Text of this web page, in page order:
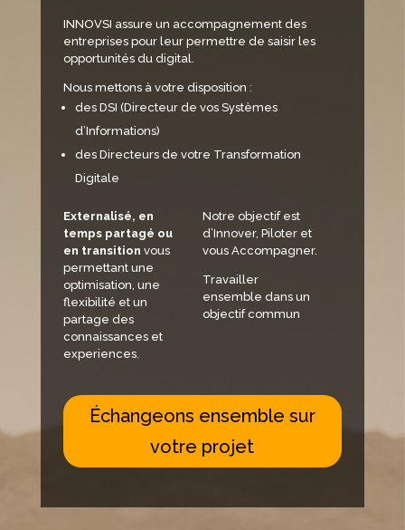
INNOVSI assure un accompagnement des
entreprises pour leur permettre de saisir les
opportunités du digital.
Nous mettons à votre disposition :
des DSI (Directeur de vos Systèmes
d’Informations)
des Directeurs de votre Transformation
Digitale
Externalisé, en
temps partagé ou
en transition vous
permettant une
optimisation, une
flexibilité et un
partage des
connaissances et
experiences.
Notre objectif est
d’Innover, Piloter et
vous Accompagner.
Travailler
ensemble dans un
objectif commun
Échangeons ensemble sur
votre projet